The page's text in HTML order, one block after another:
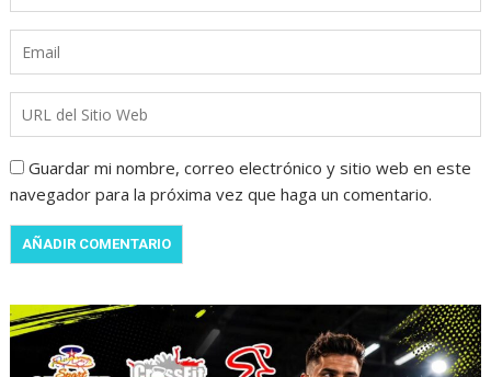
Guardar mi nombre, correo electrónico y sitio web en este
navegador para la próxima vez que haga un comentario.